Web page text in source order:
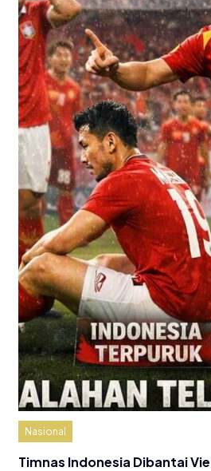
Nasional
Timnas Indonesia Dibantai